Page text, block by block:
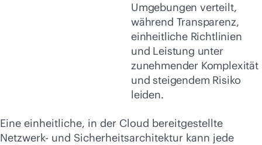
Umgebungen verteilt,
während Transparenz,
einheitliche Richtlinien
und Leistung unter
zunehmender Komplexität
und steigendem Risiko
leiden.
Eine einheitliche, in der Cloud bereitgestellte
Netzwerk- und Sicherheitsarchitektur kann jede